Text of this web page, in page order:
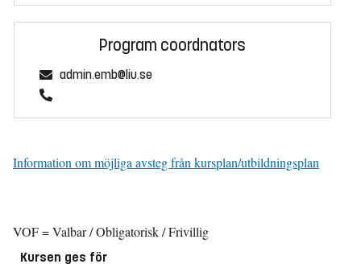
Program coordnators
admin.emb@liu.se
Information om möjliga avsteg från kursplan/utbildningsplan
VOF = Valbar / Obligatorisk / Frivillig
Kursen ges för